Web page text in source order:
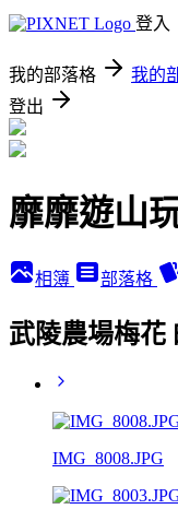
登入
我的部落格 我的
登出
靡靡遊山
相簿 部落格
武陵農場梅花
IMG_8008.JPG